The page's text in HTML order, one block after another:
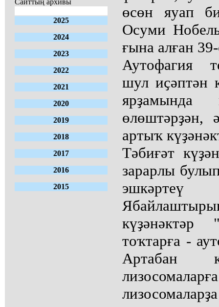
Сайттың архивы
2025
2024
2023
2022
2021
2020
2019
2018
2017
2016
2015
өсөн яуап
Осуми
ғына алған
Аутофагия
шул иҫәптән
ярҙамында
өлөштәрҙән,
артыҡ
Тәбиғәт
зарарлы
эшкәртеү
күҙәнәктәр
тоҡтарға -
Артабан